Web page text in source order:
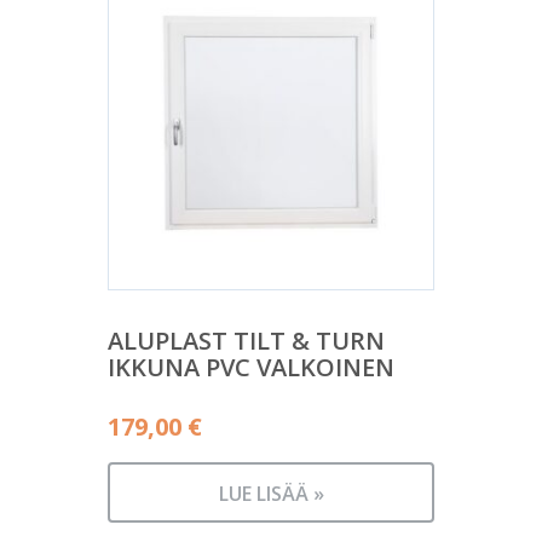
ALUPLAST TILT & TURN
IKKUNA PVC VALKOINEN
179,00 €
LUE LISÄÄ »